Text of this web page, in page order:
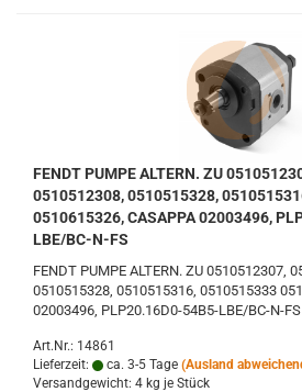
FENDT PUMPE ALTERN. ZU
0510512308, 0510515328,
0510615326, CASAPPA 02003496,
LBE/BC-N-FS
FENDT PUMPE ALTERN. ZU 0510512307,
0510515328, 0510515316, 0510515333
02003496, PLP20.16D0-54B5-LBE/BC-N-FS
Art.Nr.: 14861
Lieferzeit:
ca. 3-5 Tage (Ausland
Versandgewicht: 4 kg je Stück